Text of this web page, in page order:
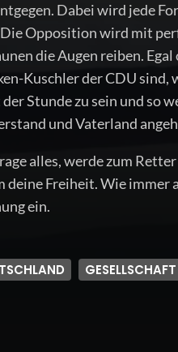
Dabei wird jede
Opposition wird mit
die Augen reiben.
Kuschler der CDU sind,
Stunde zu sein und so
und Vaterland
alles, werde zum
deine Freiheit. Wie
ein.
GESELLSCHAFT